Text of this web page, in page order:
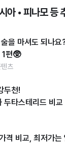
아 • 피나모 등
을 마셔도 되나요
편🥸
츠
두천!
두타스테리드 비교
격 비교, 최저가는